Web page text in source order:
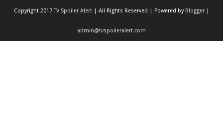
Copyright 2017TV Spoiler Alert | All Rights Reserved | Powered by Blogger
admin@tvspoileralert.com